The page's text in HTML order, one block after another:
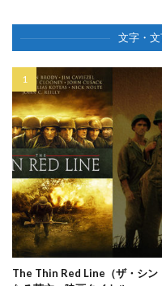
文字・
The Thin Red Line（ザ・シン